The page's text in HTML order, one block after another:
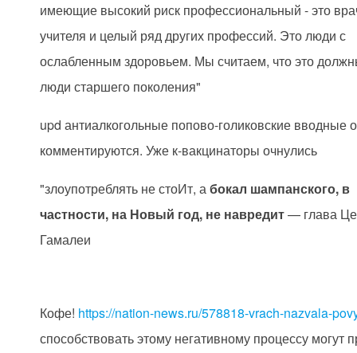
имеющие высокий риск профессиональный - это
учителя и целый ряд других профессий. Это люди с
ослабленным здоровьем. Мы считаем, что это
люди старшего поколения"
upd антиалкогольные попово-голиковские вводные
комментируются. Уже к-вакцинаторы очнулись
"злоупотреблять не стоИт, абокал шампанского, в
частности, на Новый год, не навредит— глава
Гамалеи
Кофе! https://nation-news.ru/578818-vrach-nazvala-
способствовать этому негативному процессу могут